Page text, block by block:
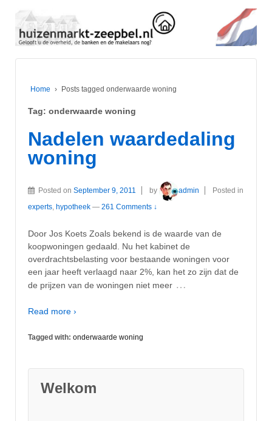
Home › Posts tagged onderwaarde woning
Tag: onderwaarde woning
Nadelen waardedaling
woning
Posted on September 9, 2011 by admin
Posted in
experts, hypotheek — 261 Comments ↓
Door Jos Koets Zoals bekend is de waarde van de
koopwoningen gedaald. Nu het kabinet de
overdrachtsbelasting voor bestaande woningen voor
een jaar heeft verlaagd naar 2%, kan het zo zijn dat de
de prijzen van de woningen niet meer …
Read more ›
Tagged with: onderwaarde woning
Welkom